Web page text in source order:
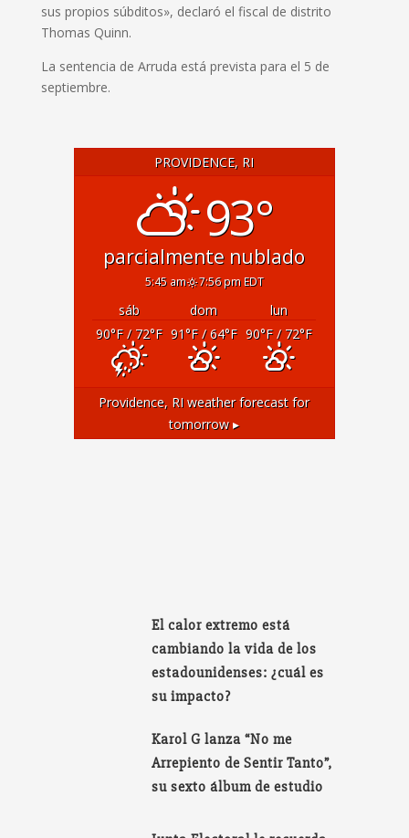
sus propios súbditos», declaró el fiscal de distrito
Thomas Quinn.
La sentencia de Arruda está prevista para el 5 de
septiembre.
PROVIDENCE, RI
93°
parcialmente nublado
5:45 am 7:56 pm EDT
sáb dom
lun
90°F/ 72°F 91°F/ 64°F 90°F/ 72°F
Providence, RI weather forecast for
tomorrow ▸
El calor extremo está
cambiando la vida de los
estadounidenses: ¿cuál es
su impacto?
Karol G lanza “No me
Arrepiento de Sentir Tanto”,
su sexto álbum de estudio